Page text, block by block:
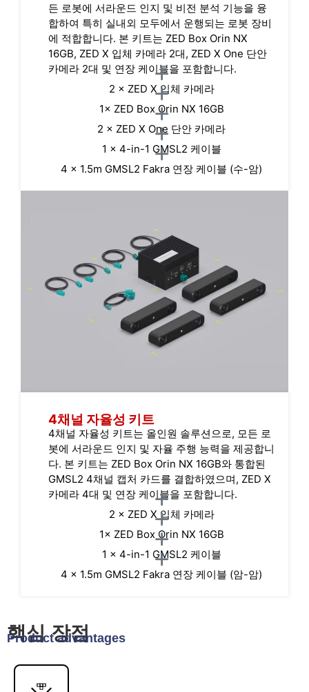
든 로봇에 서라운드 인지 및 비전 분석 기능을 융
합하여 특히 실내외 모두에서 운행되는 로봇 장비
에 적합합니다. 본 키트는 ZED Box Orin NX
16GB, ZED X 입체 카메라 2대, ZED X One 단안
카메라 2대 및 연장 케이블을 포함합니다.
2 × ZED X 입체 카메라
1× ZED Box Orin NX 16GB
2 × ZED X One 단안 카메라
1 × 4-in-1 GMSL2 케이블
4 × 1.5m GMSL2 Fakra 연장 케이블 (수-암)
4채널 자율성 키트
4채널 자율성 키트는 올인원 솔루션으로, 모든 로
봇에 서라운드 인지 및 자율 주행 능력을 제공합니
다. 본 키트는 ZED Box Orin NX 16GB와 통합된
GMSL2 4채널 캡처 카드를 결합하였으며, ZED X
카메라 4대 및 연장 케이블을 포함합니다.
2 × ZED X 입체 카메라
1× ZED Box Orin NX 16GB
1 × 4-in-1 GMSL2 케이블
4 × 1.5m GMSL2 Fakra 연장 케이블 (암-암)
핵심 장점
Product advantages